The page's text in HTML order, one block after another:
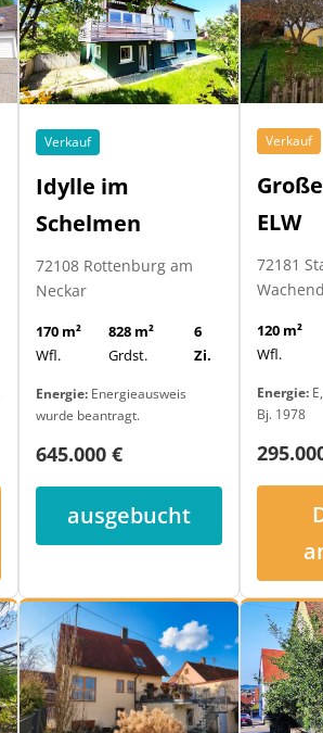
Verkauf
Idylle im
Schelmen
72108 Rottenburg am
Neckar
170 m²
Wfl.
828 m²
Grdst.
6
Zi.
Energie: Energieausweis
wurde beantragt.
645.000 €
ausgebucht
Verkauf
ELW
72181
120 m²
Wfl.
Energie:
Bj. 1978